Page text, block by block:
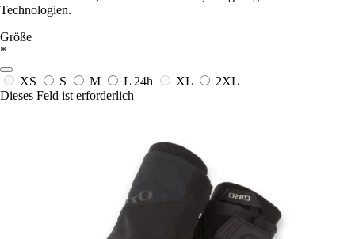
Technologien.
Größe
*
XS S M L 24h XL
2XL
Dieses Feld ist erforderlich